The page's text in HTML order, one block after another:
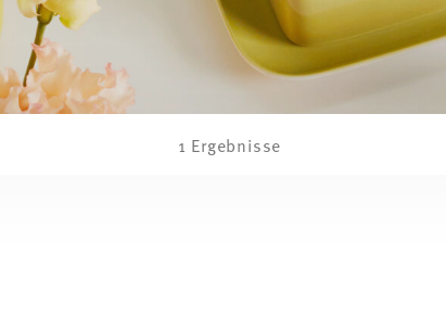
1 Ergebnisse